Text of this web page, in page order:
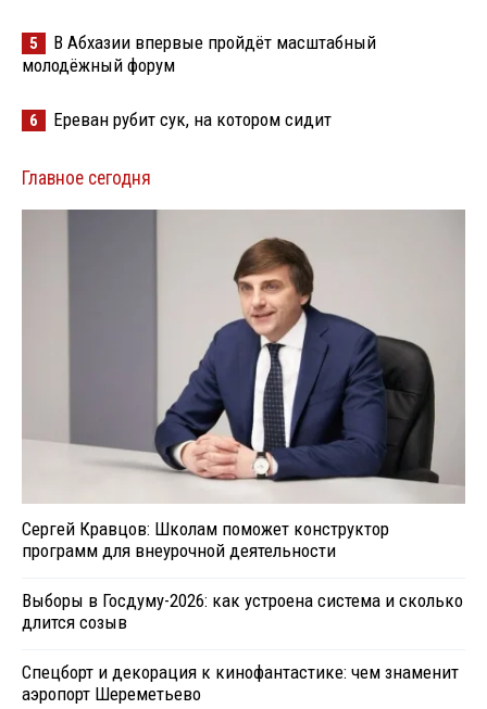
5
В Абхазии впервые пройдёт масштабный
молодёжный форум
6 Ереван рубит сук, на котором сидит
Главное сегодня
Сергей Кравцов: Школам поможет конструктор
программ для внеурочной деятельности
Выборы в Госдуму-2026: как устроена система и сколько
длится созыв
Спецборт и декорация к кинофантастике: чем знаменит
аэропорт Шереметьево